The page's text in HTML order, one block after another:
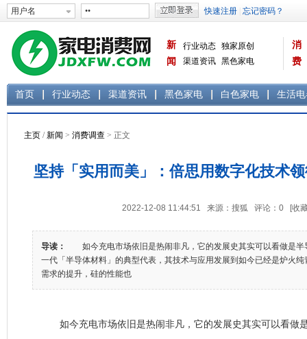
新
闻
行业动态 独家原创
渠道资讯 黑色家电
消
费
首页 行业动态 渠道资讯 黑色家电 白色家电 生活
主页 /新闻 > 消费调查 > 正文
坚持「实用而美」：倍思用数字化技术
2022-12-08 11:44:51 来源：搜狐 评论： 0 [收
导读：
如今充电市场依旧是热闹非凡，它的发展史其实可以看做是半
一代「半导体材料」的典型代表，其技术与应用发展到如今已经是炉火
需求的提升，硅的性能也
如今充电市场依旧是热闹非凡，它的发展史其实可以看做